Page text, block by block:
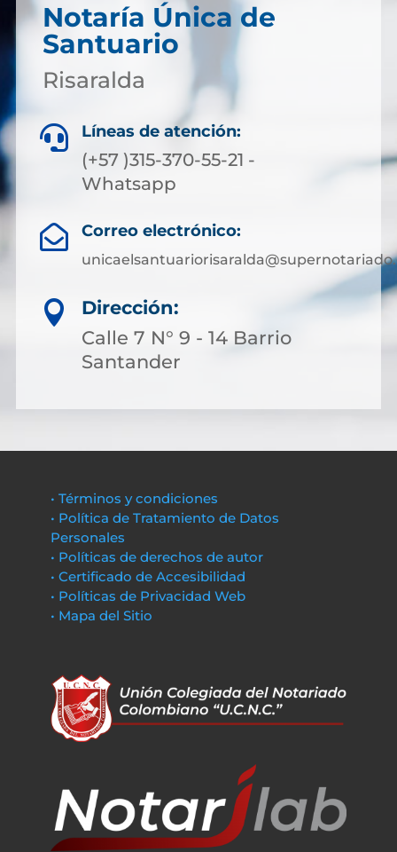
Notaría Única de
Santuario
Risaralda
 Líneas de atención:
(+57 )315-370-55-21 -
Whatsapp
 Correo electrónico:

Dirección:
Calle 7 N° 9 - 14 Barrio
Santander
• Términos y condiciones
• Política de Tratamiento de Datos
Personales
• Políticas de derechos de autor
• Certificado de Accesibilidad
• Políticas de Privacidad Web
• Mapa del Sitio